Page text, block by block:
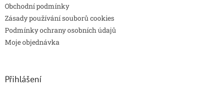
Obchodní podmínky
Zásady používání souborů cookies
Podmínky ochrany osobních údajů
Moje objednávka
Přihlášení